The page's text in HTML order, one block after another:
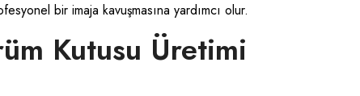
bir imaja kavuşmasına yardımcı olur.
Kutusu Üretimi